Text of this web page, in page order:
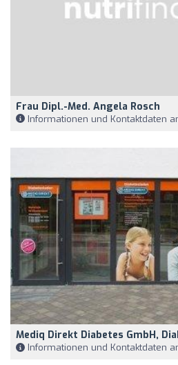
Frau Dipl.-Med. Angela Rosch
Informationen und Kontaktdaten
Mediq Direkt Diabetes GmbH,
Informationen und Kontaktdaten